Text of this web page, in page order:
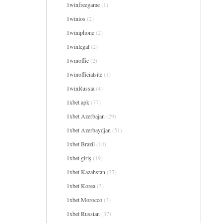
1winfreegame(1)
1winios (2)
1winiphone(2)
1winlegal(2)
1winoffic(2)
1winofficialsite(1)
1winRussia(4)
1xbet apk(77)
1xbet Azerbajan (29)
1xbet Azerbaydjan (51)
1xbet Brazil(14)
1xbet giriş (19)
1xbet Kazahstan (37)
1xbet Korea(3)
1xbet Morocco(3)
1xbet Russian (37)